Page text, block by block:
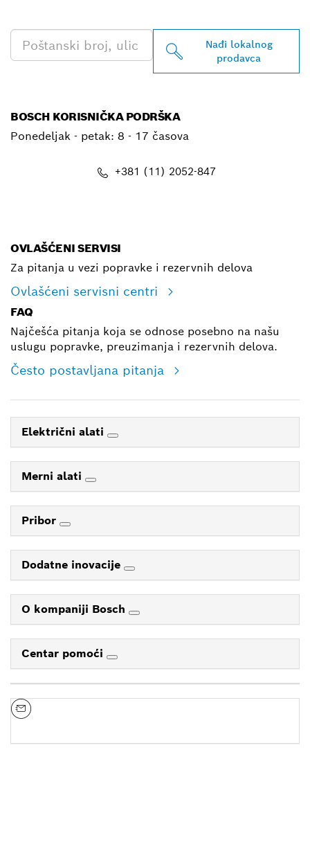
Nađi lokalnog
prodavca
BOSCH KORISNIČKA PODRŠKA
Ponedeljak - petak: 8 - 17 časova
+381 (11) 2052-847
OVLAŠĆENI SERVISI
Za pitanja u vezi popravke i rezervnih delova
Ovlašćeni servisni centri
FAQ
Najčešća pitanja koja se odnose posebno na našu
uslugu popravke, preuzimanja i rezervnih delova.
Često postavljana pitanja
Električni alati
Merni alati
Pribor
Dodatne inovacije
O kompaniji Bosch
Centar pomoći